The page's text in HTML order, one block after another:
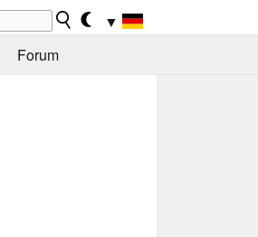
▼
Forum